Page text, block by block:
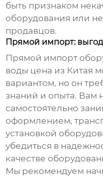
быть признаком
оборудования или
продавцов.
Прямой импорт:
Прямой импорт
воды цена из Китая
вариантом, но он
знаний и опыта. Вам
самостоятельно
оформлением,
установкой
убедиться в
качестве
Мы рекомендуем